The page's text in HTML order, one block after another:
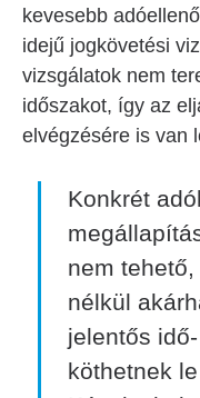
kevesebb
idejű jogkövetési
vizsgálatok nem
időszakot, így az
elvégzésére is van
Konkrét
nem
nélkül
jelentős
köthetnek